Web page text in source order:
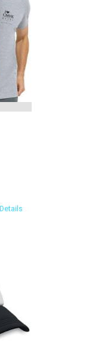
Details